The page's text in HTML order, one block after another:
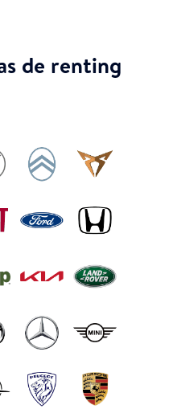
de renting